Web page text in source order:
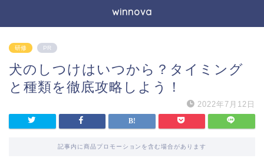
winnova
研修 PR
犬のしつけはいつから？タイミング
と種類を徹底攻略しよう！
2022年7月12日
記事内に商品プロモーションを含む場合があります